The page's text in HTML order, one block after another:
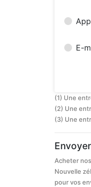
E-
(1) Une
(2) Une
(3) Une
Acheter
Nouvelle
pour vos